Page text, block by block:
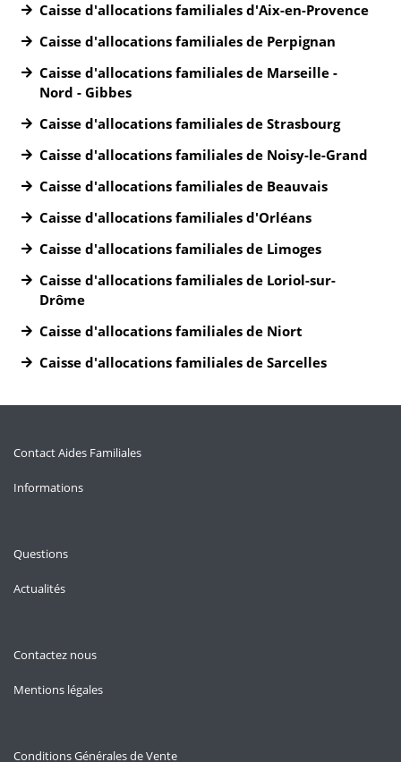
Caisse d'allocations familiales d'Aix-en-Provence
Caisse d'allocations familiales de Perpignan
Caisse d'allocations familiales de Marseille -
Nord - Gibbes
Caisse d'allocations familiales de Strasbourg
Caisse d'allocations familiales de Noisy-le-Grand
Caisse d'allocations familiales de Beauvais
Caisse d'allocations familiales d'Orléans
Caisse d'allocations familiales de Limoges
Caisse d'allocations familiales de Loriol-sur-
Drôme
Caisse d'allocations familiales de Niort
Caisse d'allocations familiales de Sarcelles
Contact Aides Familiales
Informations
Questions
Actualités
Contactez nous
Mentions légales
Conditions Générales de Vente